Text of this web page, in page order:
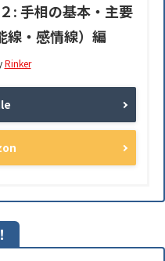
: 手相の基本・主要
線・感情線）編
Rinker